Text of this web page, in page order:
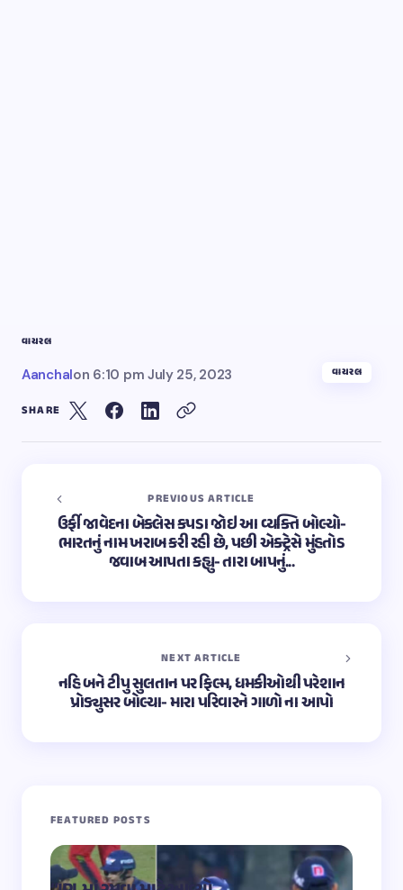
વાયરલ
Aanchalon 6:10 pm July 25, 2023 વાયરલ
SHARE
PREVIOUS ARTICLE
ઉર્ફી જાવેદના બેકલેસ કપડા જોઇ આ વ્યક્તિ બોલ્યો-
ભારતનું નામ ખરાબ કરી રહી છે, પછી એક્ટ્રેસે મુંહતોડ
જવાબ આપતા કહ્યુ- તારા બાપનું...
NEXT ARTICLE
નહિ બને ટીપુ સુલતાન પર ફિલ્મ, ધમકીઓથી પરેશાન
પ્રોડ્યુસર બોલ્યા- મારા પરિવારને ગાળો ના આપો
FEATURED POSTS